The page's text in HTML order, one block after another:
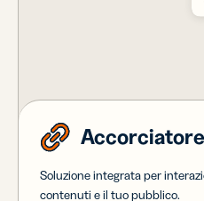
Soluzione integrata per
contenuti e il tuo pubblico.